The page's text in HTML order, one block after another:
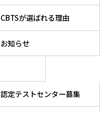
CBTSが選ばれる理由
お知らせ
認定テストセンター募集